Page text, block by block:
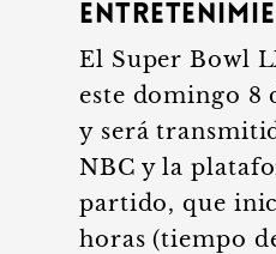
El Super Bowl
este domingo 8
y será
NBC y la
partido, que
horas (tiempo